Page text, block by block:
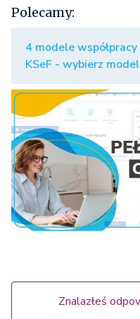
Polecamy:
4 modele
KSeF - wybierz
Znalazłeś